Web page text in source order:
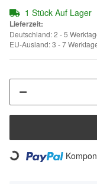
1 Stück Auf Lager
Lieferzeit:
Deutschland: 2 - 5
EU-Ausland: 3 - 7
Loading...